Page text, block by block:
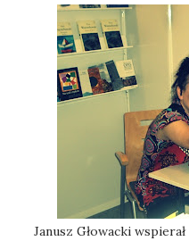
Janusz Głowacki